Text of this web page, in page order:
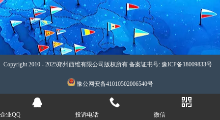
Copyright 2010 - 2025郑州西维有限公司版权所有 备案证书号: 豫ICP备18009833号
豫公网安备41010502006540号
企业QQ 投诉电话 微信